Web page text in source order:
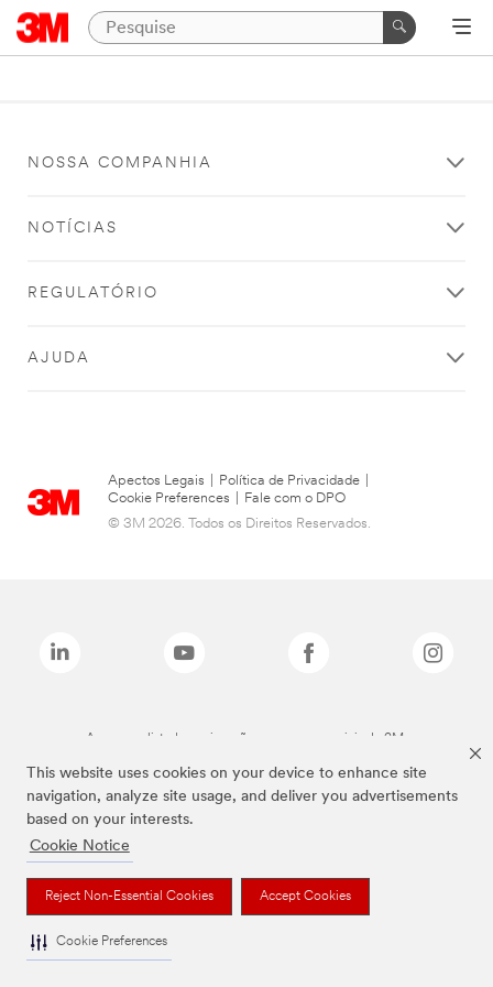
This website uses cookies on your device to enhance site
navigation, analyze site usage, and deliver you advertisements
based on your interests.
Cookie Notice
Reject Non-Essential Cookies Accept Cookies
Cookie Preferences
NOSSA COMPANHIA
NOTÍCIAS
REGULATÓRIO
AJUDA
Apectos Legais Política de Privacidade
Cookie Preferences
Fale com o DPO
© 3M 2026. Todos os Direitos Reservados.
As marcas listadas a cima são marcas comerciais da 3M.